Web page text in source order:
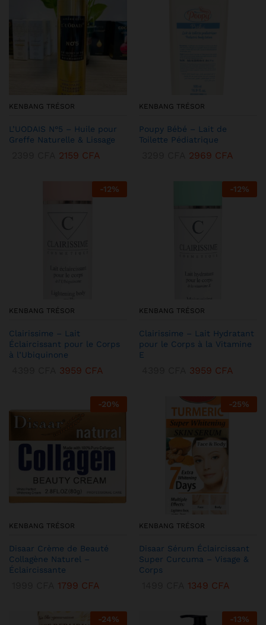
KENBANG TRÉSOR
L’UODAIS N°5 – Huile pour
Greffe Naturelle & Lissage
2159 CFA
KENBANG TRÉSOR
Poupy Bébé – Lait de
Toilette Pédiatrique
2969 CFA
-12%
KENBANG TRÉSOR
Clairissime – Lait
Éclaircissant pour le Corps
à l’Ubiquinone
3959 CFA
-12%
KENBANG TRÉSOR
Clairissime – Lait Hydratant
pour le Corps à la Vitamine
E
3959 CFA
-20%
KENBANG TRÉSOR
Disaar Crème de Beauté
Collagène Naturel –
Éclaircissante
1799 CFA
-25%
KENBANG TRÉSOR
Disaar Sérum Éclaircissant
Super Curcuma – Visage &
Corps
1349 CFA
-24% -13%